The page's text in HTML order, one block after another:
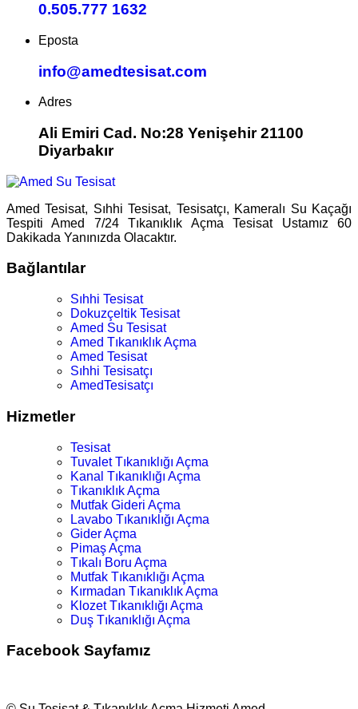
0.505.777 1632
Eposta
info@amedtesisat.com
Adres
Ali Emiri Cad. No:28 Yenişehir 21100
Diyarbakır
Amed Tesisat, Sıhhi Tesisat, Tesisatçı, Kameralı Su Kaçağı
Tespiti Amed 7/24 Tıkanıklık Açma Tesisat Ustamız 60
Dakikada Yanınızda Olacaktır.
Bağlantılar
Sıhhi Tesisat
Dokuzçeltik Tesisat
Amed Su Tesisat
Amed Tıkanıklık Açma
Amed Tesisat
Sıhhi Tesisatçı
AmedTesisatçı
Hizmetler
Tesisat
Tuvalet Tıkanıklığı Açma
Kanal Tıkanıklığı Açma
Tıkanıklık Açma
Mutfak Gideri Açma
Lavabo Tıkanıklığı Açma
Gider Açma
Pimaş Açma
Tıkalı Boru Açma
Mutfak Tıkanıklığı Açma
Kırmadan Tıkanıklık Açma
Klozet Tıkanıklığı Açma
Duş Tıkanıklığı Açma
Facebook Sayfamız